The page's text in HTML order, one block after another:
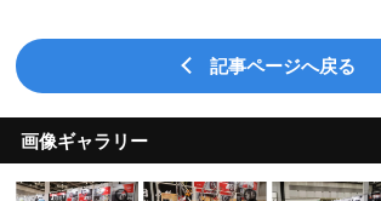
記事ページへ戻る
画像ギャラリー